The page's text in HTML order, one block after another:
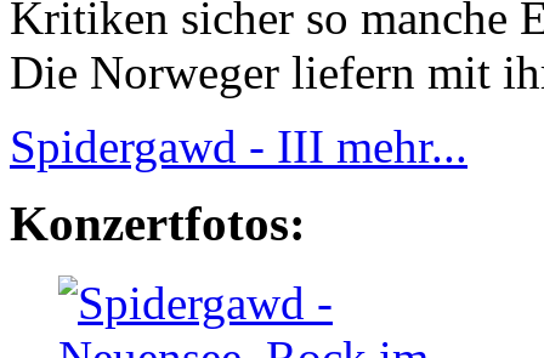
Kritiken sicher so manche
Die Norweger liefern mit
Spidergawd - III mehr...
Konzertfotos: